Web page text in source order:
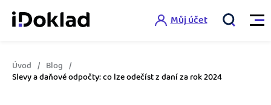
Vlastnosti
Můj účet
Úvod
Blog
Slevy a daňové odpočty: co lze odečíst z daní za rok 2024